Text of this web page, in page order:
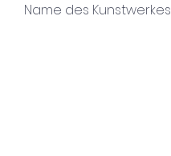
Name des Kunstwerkes